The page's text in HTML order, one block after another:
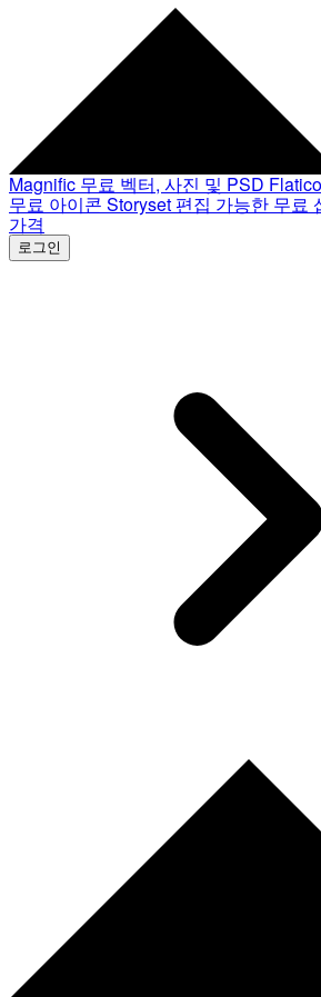
Magnific 무료 벡터, 사진 및 PSD
무료 아이콘 Storyset 편집 가능한 무료
가격
로그인